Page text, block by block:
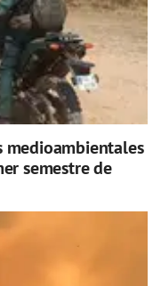
medioambientales
semestre de